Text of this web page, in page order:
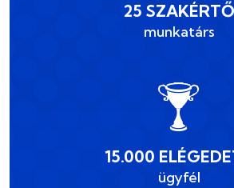
25 SZAKÉRTŐ
munkatárs
15.000
ügyfél